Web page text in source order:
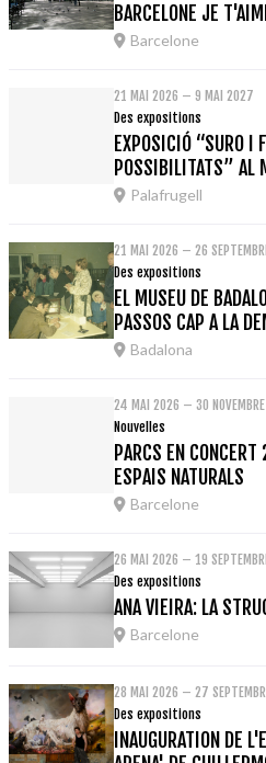
BARCELONE JE
Barcelone
21 MAI 2026 – 9 MAI 2027
Des expositions
EXPOSICIÓ “SURO I
POSSIBILITATS” AL
Palafrugell
21 MAI 2026 – 26
Des expositions
EL MUSEU DE
PASSOS CAP A LA
Badalona
24 MAI 2026 – 30
Nouvelles
PARCS EN
ESPAIS NATURALS
Barcelone
26 MAI 2026 – 19
Des expositions
ANA VIEIRA: LA
Barcelone
28 MAI 2026 – 27
Des expositions
INAUGURATION DE